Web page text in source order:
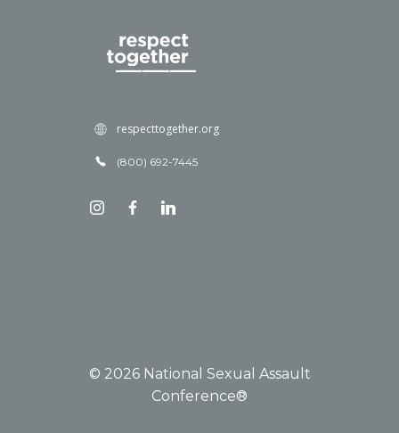
respecttogether.org
(800) 692-7445
© 2026 National Sexual Assault
Conference®